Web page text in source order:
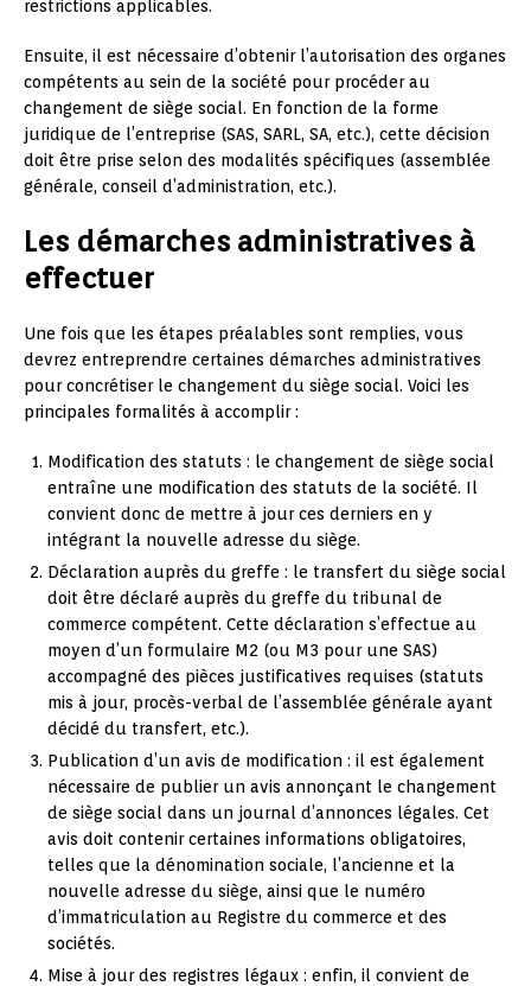
restrictions applicables.
Ensuite, il est nécessaire d’obtenir l’autorisation des organes
compétents au sein de la société pour procéder au
changement de siège social. En fonction de la forme
juridique de l’entreprise (SAS, SARL, SA, etc.), cette décision
doit être prise selon des modalités spécifiques (assemblée
générale, conseil d’administration, etc.).
Les démarches administratives à
effectuer
Une fois que les étapes préalables sont remplies, vous
devrez entreprendre certaines démarches administratives
pour concrétiser le changement du siège social. Voici les
principales formalités à accomplir :
Modification des statuts : le changement de siège social
entraîne une modification des statuts de la société. Il
convient donc de mettre à jour ces derniers en y
intégrant la nouvelle adresse du siège.
Déclaration auprès du greffe : le transfert du siège social
doit être déclaré auprès du greffe du tribunal de
commerce compétent. Cette déclaration s’effectue au
moyen d’un formulaire M2 (ou M3 pour une SAS)
accompagné des pièces justificatives requises (statuts
mis à jour, procès-verbal de l’assemblée générale ayant
décidé du transfert, etc.).
Publication d’un avis de modification : il est également
nécessaire de publier un avis annonçant le changement
de siège social dans un journal d’annonces légales. Cet
avis doit contenir certaines informations obligatoires,
telles que la dénomination sociale, l’ancienne et la
nouvelle adresse du siège, ainsi que le numéro
d’immatriculation au Registre du commerce et des
sociétés.
Mise à jour des registres légaux : enfin, il convient de